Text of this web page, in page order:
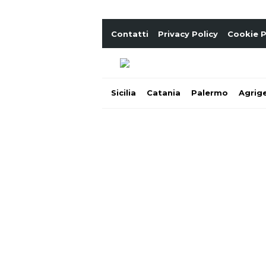
Contatti Privacy Policy Cookie
Sicilia Catania Palermo